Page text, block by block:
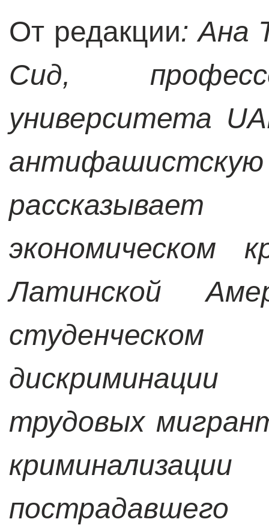
От редакции: Ана
Сид,
университета
антифашистскую
экономическом
Латинской
трудовых